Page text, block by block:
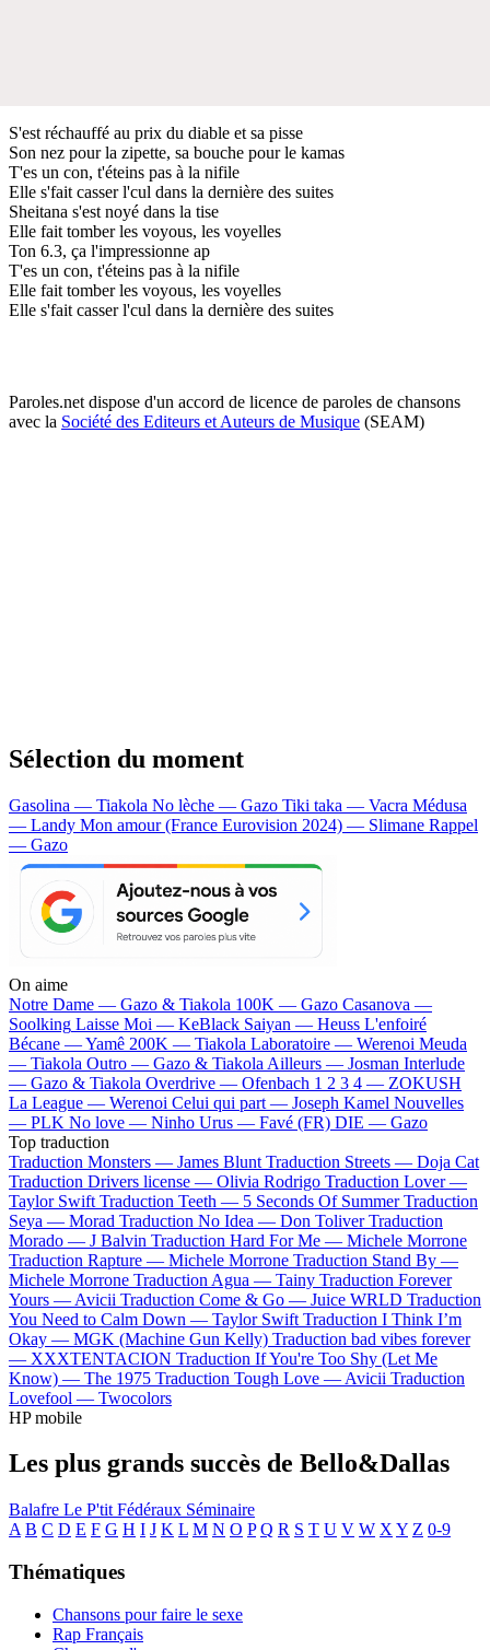
S'est réchauffé au prix du diable et sa pisse
Son nez pour la zipette, sa bouche pour le kamas
T'es un con, t'éteins pas à la nifile
Elle s'fait casser l'cul dans la dernière des suites
Sheitana s'est noyé dans la tise
Elle fait tomber les voyous, les voyelles
Ton 6.3, ça l'impressionne ap
T'es un con, t'éteins pas à la nifile
Elle fait tomber les voyous, les voyelles
Elle s'fait casser l'cul dans la dernière des suites
Paroles.net dispose d'un accord de licence de paroles de chansons
avec la Société des Editeurs et Auteurs de Musique (SEAM)
Sélection du moment
Gasolina — Tiakola No lèche — Gazo Tiki taka — Vacra Médusa
— Landy Mon amour (France Eurovision 2024) — Slimane Rappel
— Gazo
On aime
Notre Dame — Gazo & Tiakola 100K — Gazo Casanova —
Soolking Laisse Moi — KeBlack Saiyan — Heuss L'enfoiré
Bécane —Yamê 200K — Tiakola Laboratoire — Werenoi Meuda
— Tiakola Outro — Gazo & Tiakola Ailleurs — Josman Interlude
— Gazo & Tiakola Overdrive — Ofenbach 1 2 3 4 — ZOKUSH
La League — Werenoi Celui qui part — Joseph Kamel Nouvelles
— PLK No love — Ninho Urus — Favé (FR) DIE — Gazo
Top traduction
Traduction Monsters — James Blunt Traduction Streets — Doja Cat
Traduction Drivers license — Olivia Rodrigo Traduction Lover —
Taylor Swift Traduction Teeth — 5 Seconds Of Summer Traduction
Seya — Morad Traduction No Idea — Don Toliver Traduction
Morado — J Balvin Traduction Hard For Me — Michele Morrone
Traduction Rapture — Michele Morrone Traduction Stand By —
Michele Morrone Traduction Agua — Tainy Traduction Forever
Yours — Avicii Traduction Come & Go — Juice WRLD Traduction
You Need to Calm Down — Taylor Swift Traduction I Think I’m
Okay — MGK (Machine Gun Kelly) Traduction bad vibes forever
— XXXTENTACION Traduction If You're Too Shy (Let Me
Know) — The 1975 Traduction Tough Love — Avicii Traduction
Lovefool — Twocolors
HP mobile
Les plus grands succès de Bello&Dallas
Balafre Le P'tit Fédéraux Séminaire
A B C D E F G H I J K L M N O P Q R S T U V W X Y Z 0-9
Thématiques
Chansons pour faire le sexe
Rap Français